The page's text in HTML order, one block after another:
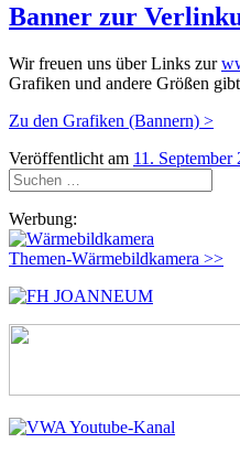
Banner zur
Wir freuen uns über Links zur
Grafiken und andere Größen
Zu den Grafiken (Bannern) >
Veröffentlicht am 11. September
Suchen
nach:
Werbung:
Themen-Wärmebildkamera >>